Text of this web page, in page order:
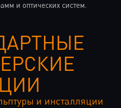
и оптических систем.
и инсталляции